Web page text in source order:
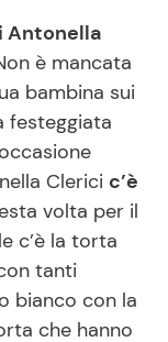
in TV
e Veloci
Bambini
Antonella
è mancata
bambina sui
festeggiata
Clerici c’è
volta per il
c’è la torta
tanti
bianco con la
che hanno